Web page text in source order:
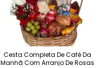
Cesta Completa De Café Da
Manhã Com Arranjo De Rosas